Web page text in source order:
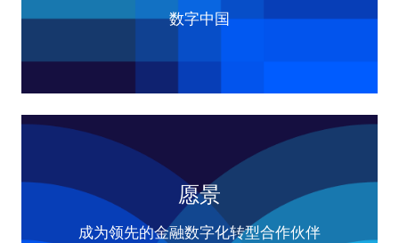
数字中国
愿景
成为领先的金融数字化转型合作伙伴